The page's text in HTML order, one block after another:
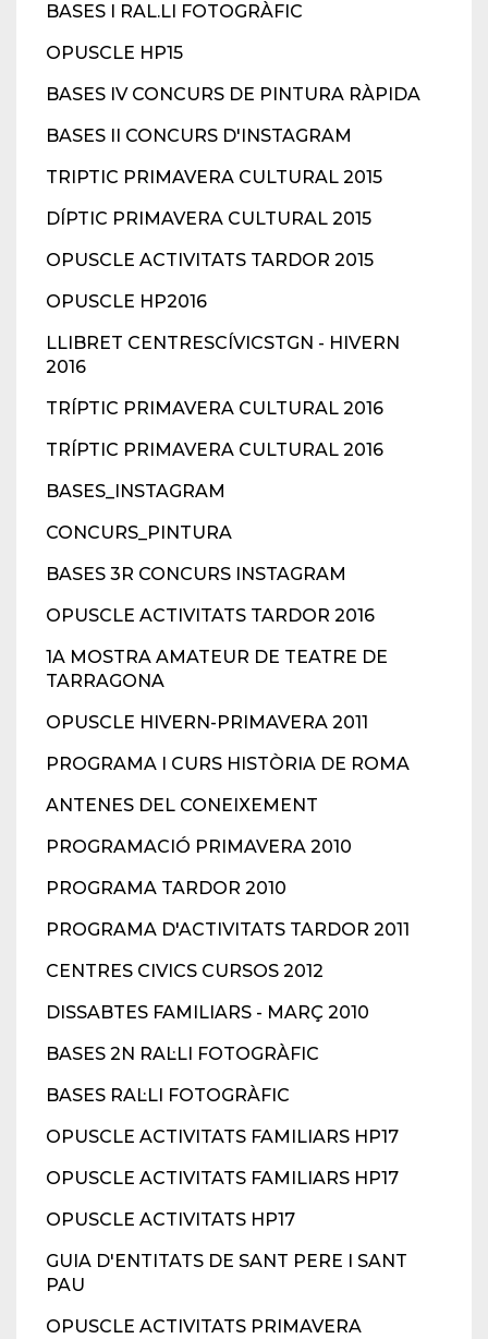
BASES I RAL.LI FOTOGRÀFIC
OPUSCLE HP15
BASES IV CONCURS DE PINTURA RÀPIDA
BASES II CONCURS D'INSTAGRAM
TRIPTIC PRIMAVERA CULTURAL 2015
DÍPTIC PRIMAVERA CULTURAL 2015
OPUSCLE ACTIVITATS TARDOR 2015
OPUSCLE HP2016
LLIBRET CENTRESCÍVICSTGN - HIVERN
2016
TRÍPTIC PRIMAVERA CULTURAL 2016
TRÍPTIC PRIMAVERA CULTURAL 2016
BASES_INSTAGRAM
CONCURS_PINTURA
BASES 3R CONCURS INSTAGRAM
OPUSCLE ACTIVITATS TARDOR 2016
1A MOSTRA AMATEUR DE TEATRE DE
TARRAGONA
OPUSCLE HIVERN-PRIMAVERA 2011
PROGRAMA I CURS HISTÒRIA DE ROMA
ANTENES DEL CONEIXEMENT
PROGRAMACIÓ PRIMAVERA 2010
PROGRAMA TARDOR 2010
PROGRAMA D'ACTIVITATS TARDOR 2011
CENTRES CIVICS CURSOS 2012
DISSABTES FAMILIARS - MARÇ 2010
BASES 2N RAL·LI FOTOGRÀFIC
BASES RAL·LI FOTOGRÀFIC
OPUSCLE ACTIVITATS FAMILIARS HP17
OPUSCLE ACTIVITATS FAMILIARS HP17
OPUSCLE ACTIVITATS HP17
GUIA D'ENTITATS DE SANT PERE I SANT
PAU
OPUSCLE ACTIVITATS PRIMAVERA